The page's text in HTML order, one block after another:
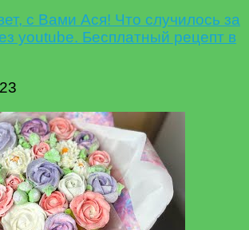
с Вами Ася! Что случилось за
youtube. Бесплатный рецепт в